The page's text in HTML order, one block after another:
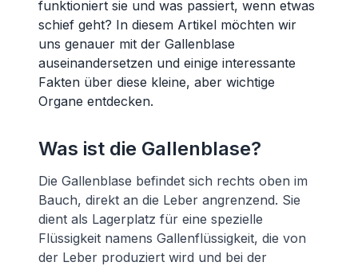
funktioniert sie und was passiert, wenn etwas
schief geht? In diesem Artikel möchten wir
uns genauer mit der Gallenblase
auseinandersetzen und einige interessante
Fakten über diese kleine, aber wichtige
Organe entdecken.
Was ist die Gallenblase?
Die Gallenblase befindet sich rechts oben im
Bauch, direkt an die Leber angrenzend. Sie
dient als Lagerplatz für eine spezielle
Flüssigkeit namens Gallenflüssigkeit, die von
der Leber produziert wird und bei der